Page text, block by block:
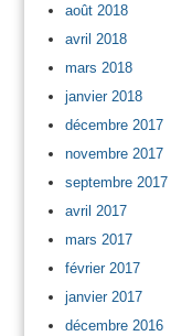
août 2018
avril 2018
mars 2018
janvier 2018
décembre 2017
novembre 2017
septembre 2017
avril 2017
mars 2017
février 2017
janvier 2017
décembre 2016